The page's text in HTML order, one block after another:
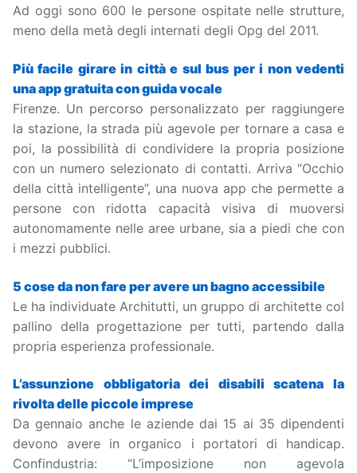
Ad oggi sono 600 le persone ospitate nelle strutture,
meno della metà degli internati degli Opg del 2011.
Più facile girare in città e sul bus per i non vedenti
una app gratuita con guida vocale
Firenze. Un percorso personalizzato per raggiungere
la stazione, la strada più agevole per tornare a casa e
poi, la possibilità di condividere la propria posizione
con un numero selezionato di contatti. Arriva “Occhio
della città intelligente”, una nuova app che permette a
persone con ridotta capacità visiva di muoversi
autonomamente nelle aree urbane, sia a piedi che con
i mezzi pubblici.
5 cose da non fare per avere un bagno accessibile
Le ha individuate Architutti, un gruppo di architette col
pallino della progettazione per tutti, partendo dalla
propria esperienza professionale.
L’assunzione obbligatoria dei disabili scatena la
rivolta delle piccole imprese
Da gennaio anche le aziende dai 15 ai 35 dipendenti
devono avere in organico i portatori di handicap.
Confindustria: “L’imposizione non agevola